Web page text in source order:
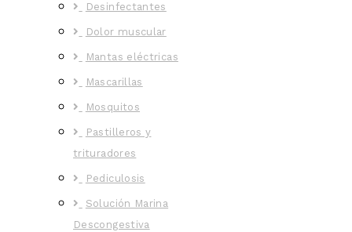
Desinfectantes
Dolor muscular
Mantas eléctricas
Mascarillas
Mosquitos
Pastilleros y
trituradores
Pediculosis
Solución Marina
Descongestiva